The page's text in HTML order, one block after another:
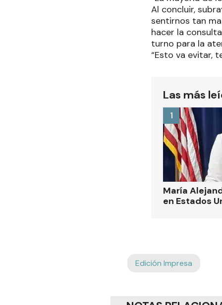
Al concluir,
sentirnos tan
hacer la
turno para la
“Esto va evitar,
Las más
María
en Estados
1
Edición Impresa